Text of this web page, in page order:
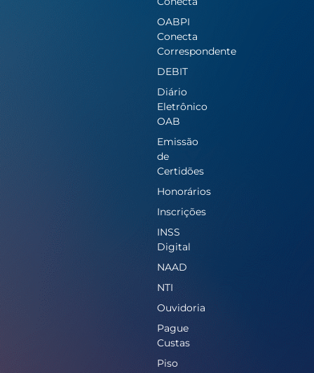
OABPI
Conecta
Correspondente
DEBIT
Diário
Eletrônico
OAB
Emissão
de
Certidões
Honorários
Inscrições
INSS
Digital
NAAD
NTI
Ouvidoria
Pague
Custas
Piso